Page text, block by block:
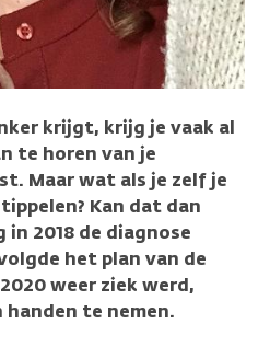
krijgt, krijg je vaak al
te horen van je
Maar wat als je zelf je
Kan dat dan
in 2018 de diagnose
het plan van de
weer ziek werd,
te nemen.